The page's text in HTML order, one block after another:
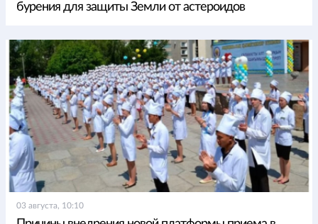
бурения для защиты Земли от астероидов
03 августа, 10:10